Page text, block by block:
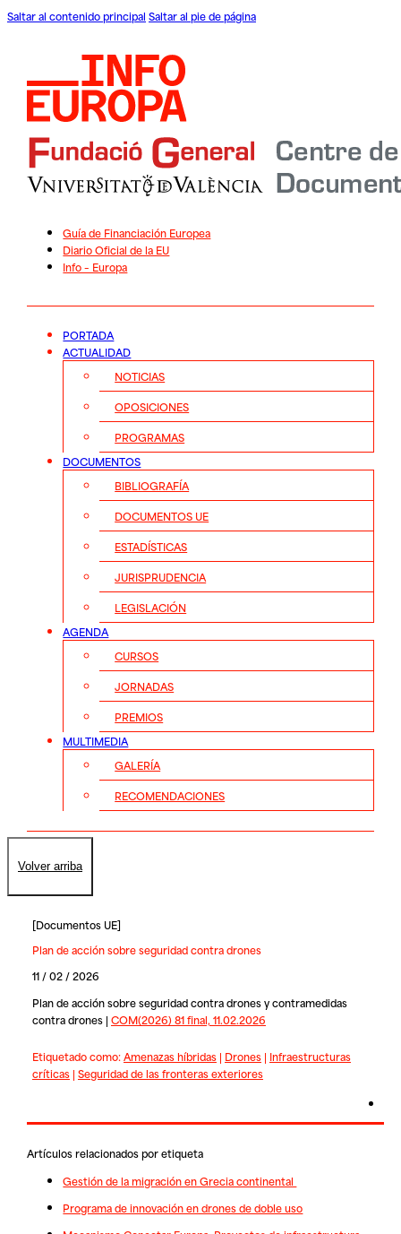
Saltar al contenido principal Saltar al pie de página
Guía de Financiación Europea
Diario Oficial de la EU
Info – Europa
PORTADA
ACTUALIDAD
NOTICIAS
OPOSICIONES
PROGRAMAS
DOCUMENTOS
BIBLIOGRAFÍA
DOCUMENTOS UE
ESTADÍSTICAS
JURISPRUDENCIA
LEGISLACIÓN
AGENDA
CURSOS
JORNADAS
PREMIOS
MULTIMEDIA
GALERÍA
RECOMENDACIONES
Volver arriba
[Documentos UE]
Plan de acción sobre seguridad contra drones
11 / 02 / 2026
Plan de acción sobre seguridad contra drones y contramedidas
contra drones | COM(2026) 81 final, 11.02.2026
Etiquetado como:Amenazas híbridas| Drones| Infraestructuras
críticas| Seguridad de las fronteras exteriores
Artículos relacionados por etiqueta
Gestión de la migración en Grecia continental
Programa de innovación en drones de doble uso